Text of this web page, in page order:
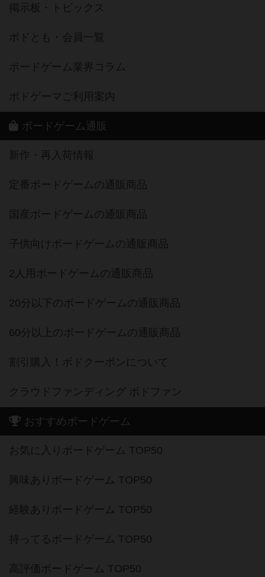
掲示板・トピックス
ボドとも・会員一覧
ボードゲーム業界コラム
ボドゲーマご利用案内
ボードゲーム通販
新作・再入荷情報
定番ボードゲームの通販商品
国産ボードゲームの通販商品
子供向けボードゲームの通販商品
2人用ボードゲームの通販商品
20分以下のボードゲームの通販商品
60分以上のボードゲームの通販商品
割引購入！ボドクーポンについて
クラウドファンディング ボドファン
おすすめボードゲーム
お気に入りボードゲーム TOP50
興味ありボードゲーム TOP50
経験ありボードゲーム TOP50
持ってるボードゲーム TOP50
高評価ボードゲーム TOP50